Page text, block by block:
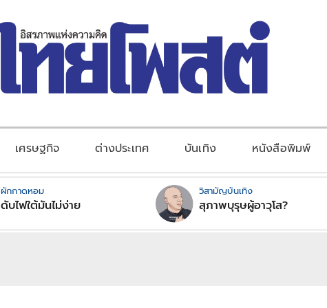
เศรษฐกิจ ต่างประเทศ บันเทิง หนังสือพิมพ์
ผักกาดหอม
ดับไฟใต้มันไม่ง่าย
วิสามัญบันเทิง
สุภาพบุรุษผู้อาวุโส?